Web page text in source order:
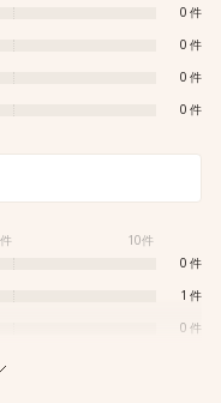
0
0
0
0
10件
0
1
0